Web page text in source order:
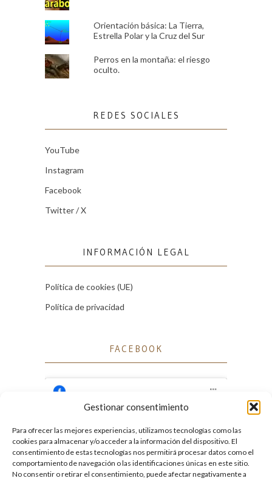
Gestionar consentimiento
Para ofrecer las mejores experiencias, utilizamos tecnologías como las
cookies para almacenar y/o acceder a la información del dispositivo. El
consentimiento de estas tecnologías nos permitirá procesar datos como el
comportamiento de navegación o las identificaciones únicas en este sitio.
No consentir o retirar el consentimiento, puede afectar negativamente a
Orientación básica: La Tierra,
Estrella Polar y la Cruz del Sur
Perros en la montaña: el riesgo
oculto.
REDES SOCIALES
YouTube
Instagram
Facebook
Twitter / X
INFORMACIÓN LEGAL
Política de cookies (UE)
Política de privacidad
FACEBOOK
Facebook
Haz clic para aceptar cookies de marketing
y permitir este contenido